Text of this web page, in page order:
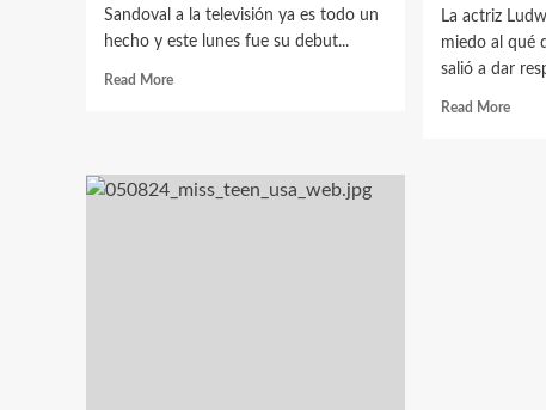
Sandoval a la televisión ya es todo un
hecho y este lunes fue su debut...
Read More
La actriz
miedo al qué
salió a dar
Read More